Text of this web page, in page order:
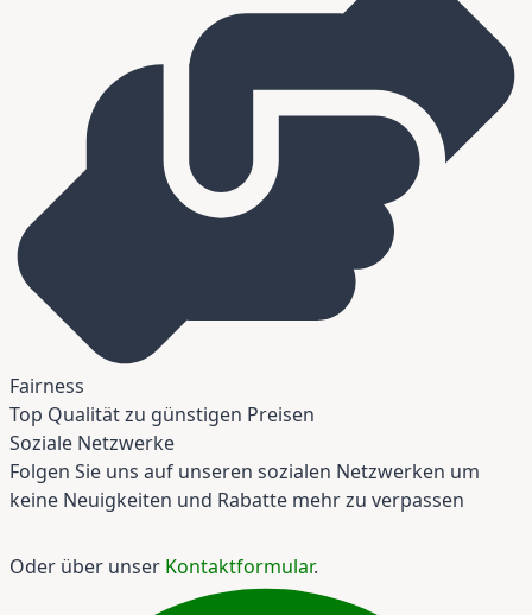
Fairness
Top Qualität zu günstigen Preisen
Soziale Netzwerke
Folgen Sie uns auf unseren sozialen Netzwerken um
keine Neuigkeiten und Rabatte mehr zu verpassen
Oder über unser Kontaktformular.